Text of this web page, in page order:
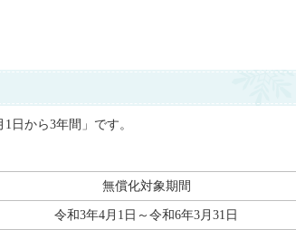
日から3年間」です。
無償化対象期間
令和3年4月1日～令和6年3月31日